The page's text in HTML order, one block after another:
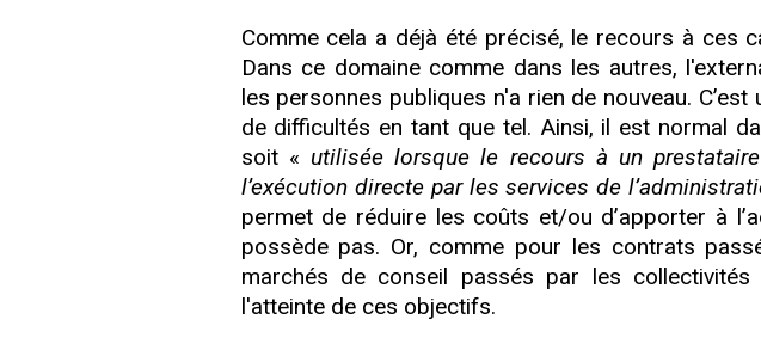
Comme cela a déjà été précisé, le recours à ces
Dans ce domaine comme dans les autres,
les personnes publiques n'a rien de nouveau.
de difficultés en tant que tel. Ainsi, il est normal
soit « utilisée lorsque le recours à un
l’exécution directe par les services de
permet de réduire les coûts et/ou d’apporter à
possède pas. Or, comme pour les contrats
marchés de conseil passés par les
l'atteinte de ces objectifs.